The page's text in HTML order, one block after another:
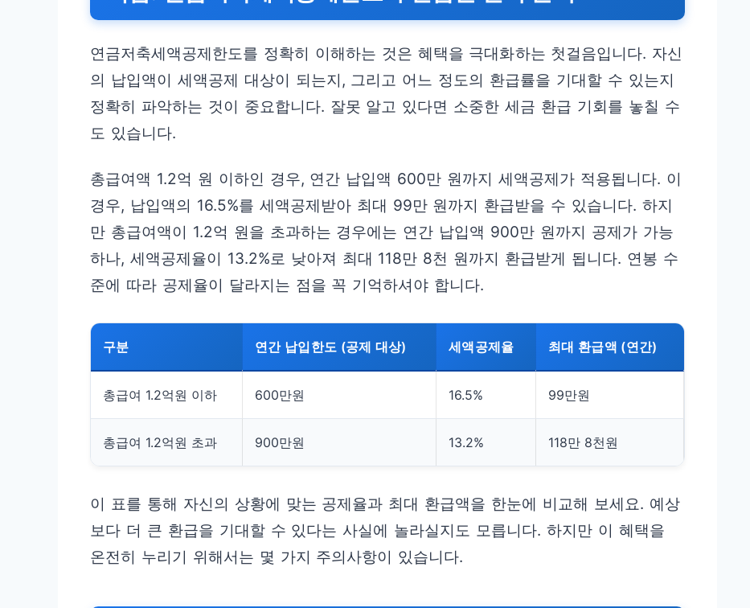
연금저축세액공제한도를 정확히 이해하는 것은 혜택을 극대화하는 첫걸음입니다. 자신
의 납입액이 세액공제 대상이 되는지, 그리고 어느 정도의 환급률을 기대할 수 있는지
정확히 파악하는 것이 중요합니다. 잘못 알고 있다면 소중한 세금 환급 기회를 놓칠 수
도 있습니다.
총급여액 1.2억 원 이하인 경우, 연간 납입액 600만 원까지 세액공제가 적용됩니다. 이
경우, 납입액의 16.5%를 세액공제받아 최대 99만 원까지 환급받을 수 있습니다. 하지
만 총급여액이 1.2억 원을 초과하는 경우에는 연간 납입액 900만 원까지 공제가 가능
하나, 세액공제율이 13.2%로 낮아져 최대 118만 8천 원까지 환급받게 됩니다. 연봉 수
준에 따라 공제율이 달라지는 점을 꼭 기억하셔야 합니다.
구분 연간 납입한도 (공제 대상) 세액공제율 최대 환급액 (연간)
총급여 1.2억원 이하 600만원 16.5% 99만원
총급여 1.2억원 초과 900만원 13.2% 118만 8천원
이 표를 통해 자신의 상황에 맞는 공제율과 최대 환급액을 한눈에 비교해 보세요. 예상
보다 더 큰 환급을 기대할 수 있다는 사실에 놀라실지도 모릅니다. 하지만 이 혜택을
온전히 누리기 위해서는 몇 가지 주의사항이 있습니다.